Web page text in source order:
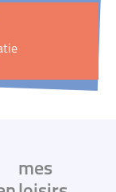
mes